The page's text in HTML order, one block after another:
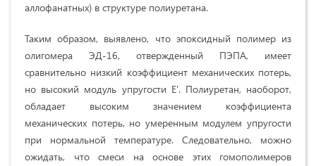
аллофанатных) в структуре полиуретана.
Таким образом, выявлено, что эпоксидный полимер из
олигомера ЭД-16, отвержденный ПЭПА, имеет
сравнительно низкий коэффициент механических потерь,
но высокий модуль упругости Е'. Полиуретан, наоборот,
обладает высоким значением коэффициента
механических потерь, но умеренным модулем упругости
при нормальной температуре. Следовательно, можно
ожидать, что смеси на основе этих гомополимеров